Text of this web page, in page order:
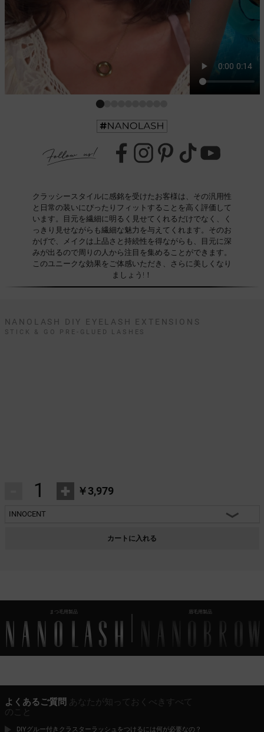
クラッシースタイルに感銘を受けたお客様は、その汎用性
と日常の装いにぴったりフィットすることを高く評価して
います。目元を繊細に明るく見せてくれるだけでなく、く
っきり見せながらも繊細な魅力を与えてくれます。そのお
かげで、メイクは上品さと持続性を得ながらも、目元に深
みが出るので周りの人から注目を集めることができます。
このユニークな効果をご体感いただき、さらに美しくなり
ましょう!！
NANOLASH DIY EYELASH EXTENSIONS
STICK & GO PRE-GLUED LASHES
+ ￥3,979
INNOCENT
カートに入れる
まつ毛用製品 眉毛用製品
よくあるご質問 あなたが知っておくべきすべて
のこと
DIYグルー付きクラスターラッシュをつけるには何が必要なの？